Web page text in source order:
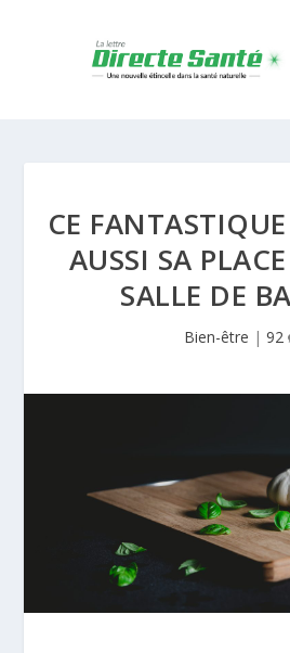
CE
AUSSI SA
SALLE DE
Bien-être | 92